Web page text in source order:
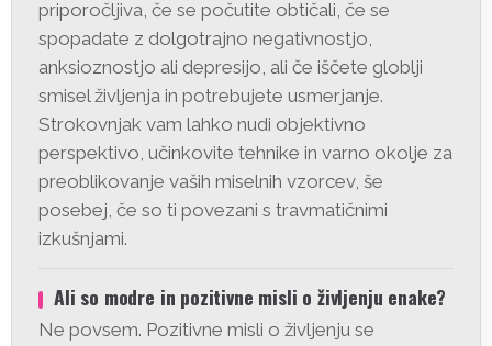
priporočljiva, če se počutite obtičali, če se
spopadate z dolgotrajno negativnostjo,
anksioznostjo ali depresijo, ali če iščete globlji
smisel življenja in potrebujete usmerjanje.
Strokovnjak vam lahko nudi objektivno
perspektivo, učinkovite tehnike in varno okolje za
preoblikovanje vaših miselnih vzorcev, še
posebej, če so ti povezani s travmatičnimi
izkušnjami.
Ali so modre in pozitivne misli o življenju enake?
Ne povsem. Pozitivne misli o življenju se